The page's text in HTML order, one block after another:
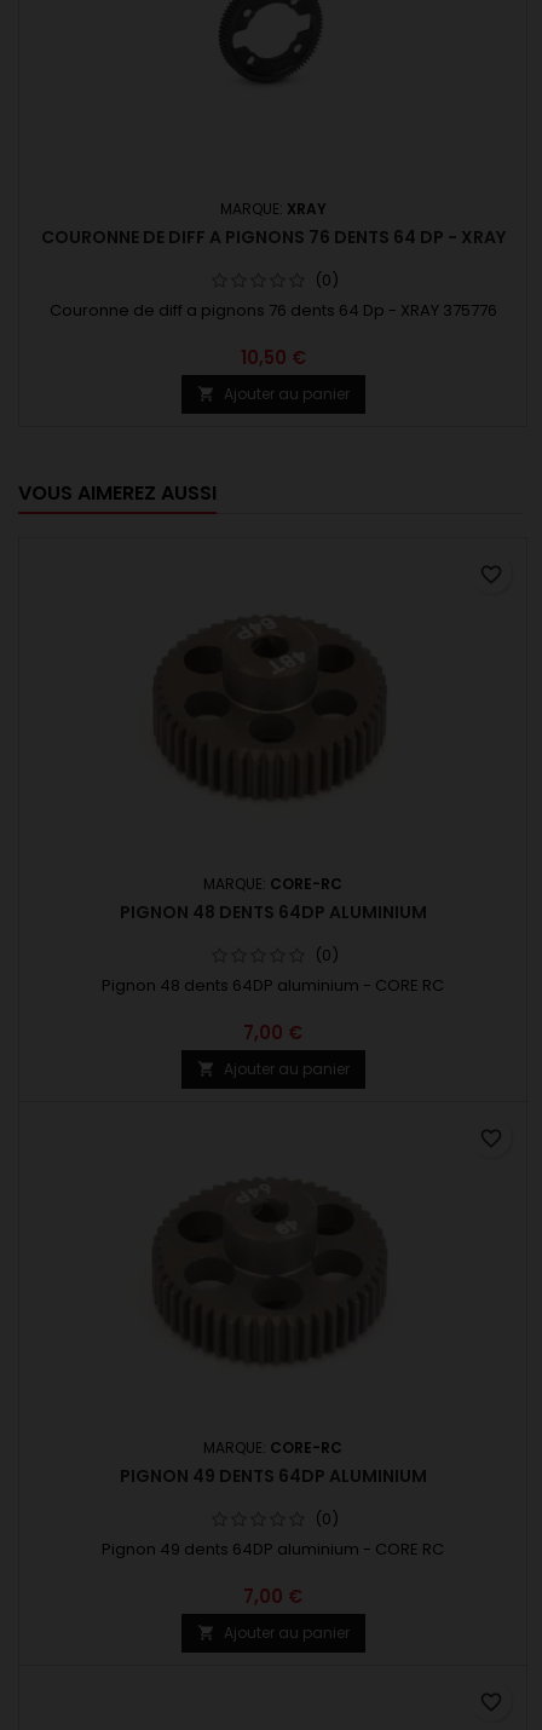
MARQUE: XRAY
COURONNE DE DIFF A PIGNONS 76 DENTS 64 DP - XRAY
(0)
Couronne de diff a pignons 76 dents 64 Dp - XRAY 375776
10,50 €
 Ajouter au panier
VOUS AIMEREZ AUSSI
MARQUE: CORE-RC
PIGNON 48 DENTS 64DP ALUMINIUM
(0)
Pignon 48 dents 64DP aluminium - CORE RC
7,00 €
 Ajouter au panier
favorite_border
MARQUE: CORE-RC
PIGNON 49 DENTS 64DP ALUMINIUM
(0)
Pignon 49 dents 64DP aluminium - CORE RC
7,00 €
 Ajouter au panier
favorite_border
favorite_border